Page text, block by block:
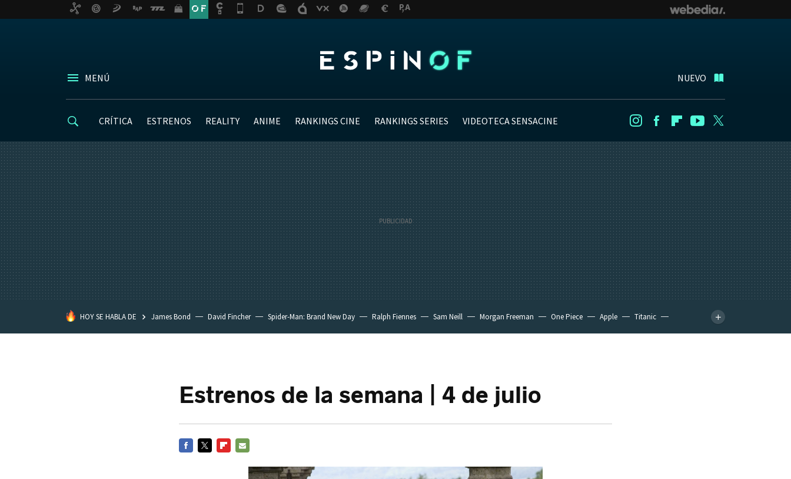
MENÚ NUEVO
CRÍTICA ESTRENOS REALITY ANIME RANKINGS CINE RANKINGS SERIES VIDEOTECA SENSACINE InstagramFacebookFlipboard
Youtube
HOY SE HABLA DE James Bond David Fincher Spider-Man: Brand New Day Ralph Fiennes Sam Neill Morgan Freeman One Piece Apple
Titanic
Estrenos de la semana | 4 de julio
MAIL